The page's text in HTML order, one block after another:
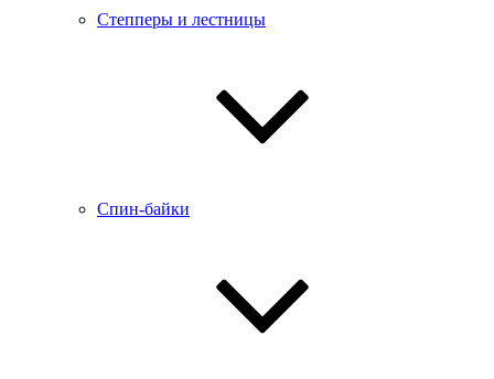
Степперы и лестницы
Спин-байки